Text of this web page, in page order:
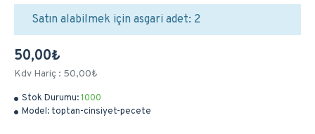
Stok Durumu:1000
Model: toptan-cinsiyet-pecete
50,00₺
Kdv Hariç : 50,00₺
Satın alabilmek için asgari adet: 2